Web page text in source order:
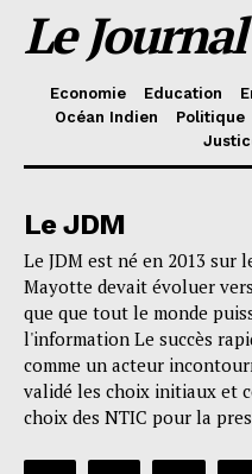
Le
Economie Education
Océan Indien
Politique
Le JDM
Le JDM est né en 2013 sur
Mayotte devait évoluer
que que tout le monde
l'information Le succès
comme un acteur
validé les choix initiaux et
choix des NTIC pour la